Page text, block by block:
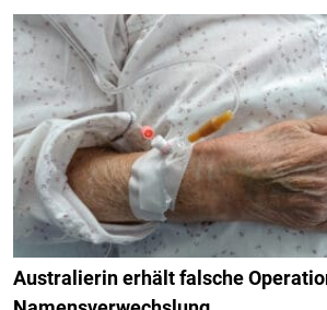
Australierin erhält falsche